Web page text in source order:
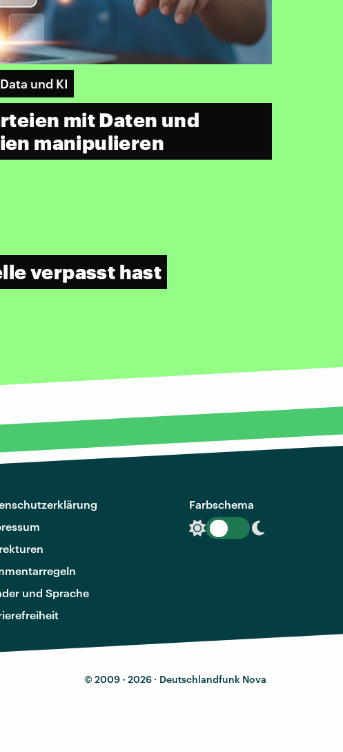
und KI
mit Daten und
manipulieren
verpasst hast
und Sprache
Farbschema
© 2009 - 2026 · Deutschlandfunk Nova